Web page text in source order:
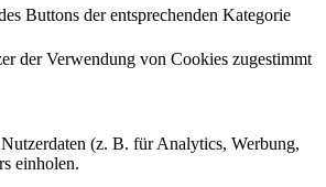
Buttons der entsprechenden Kategorie
der Verwendung von Cookies zugestimmt
(z. B. für Analytics, Werbung,
einholen.